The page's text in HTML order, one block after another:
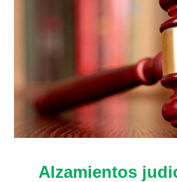
Alzamientos